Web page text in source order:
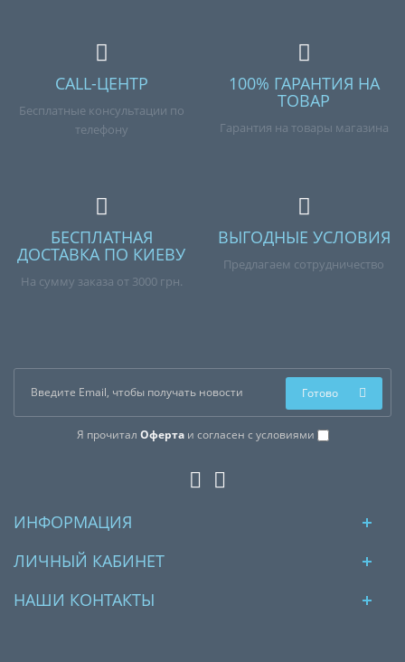
CALL-ЦЕНТР
Бесплатные консультации по
телефону
100% ГАРАНТИЯ НА
ТОВАР
Гарантия на товары магазина
БЕСПЛАТНАЯ
ДОСТАВКА ПО КИЕВУ
На сумму заказа от 3000 грн.
ВЫГОДНЫЕ УСЛОВИЯ
Предлагаем сотрудничество
Я прочитал Офертаи согласен с условиями
Готово
ИНФОРМАЦИЯ
ЛИЧНЫЙ КАБИНЕТ
НАШИ КОНТАКТЫ